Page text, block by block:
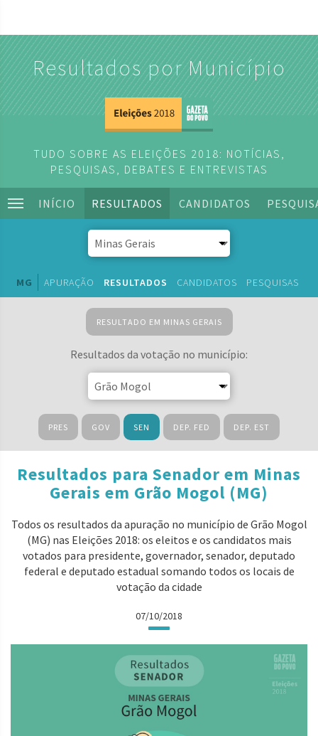
Resultados por Município
TUDO SOBRE AS ELEIÇÕES 2018: NOTÍCIAS,
PESQUISAS, DEBATES E ENTREVISTAS
INÍCIO RESULTADOS CANDIDATOS
MG APURAÇÃO RESULTADOS CANDIDATOS PESQUISAS
RESULTADO EM MINAS GERAIS
Resultados da votação no município:
PRES GOV SEN DEP. FED DEP. EST
Resultados para Senador em Minas
Gerais em Grão Mogol (MG)
Todos os resultados da apuração no município de Grão Mogol
(MG) nas Eleições 2018: os eleitos e os candidatos mais
votados para presidente, governador, senador, deputado
federal e deputado estadual somando todos os locais de
votação da cidade
07/10/2018